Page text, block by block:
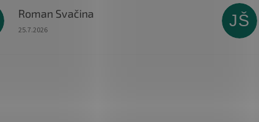
Roman Svačina
Hodnocení obchodu je 5 z 5 hvězdiček.
25.7.2026
JŠ